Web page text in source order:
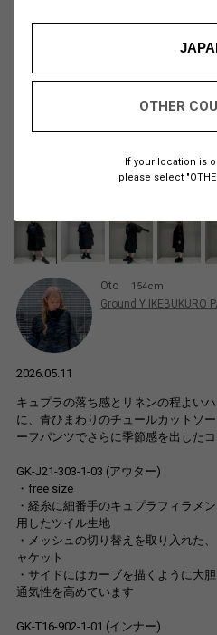
OTHER
If your location is
please select
Oto 154cm
Ground Y IKEBUKURO
2026.05.11
キュプラの落ち感とリネンの程よい
に、青ひまわりのチュールカットソ
ーフパンツでさらに季節感を出したコ
GK-J21-303-1-03 (アウター)
・free size
・経糸に細番手のキュプラフィラメ
用したツイル生地
・メッシュの切り替えを取り入れた
ャケット
・サイドにはカーブを描くように大
通気性を高めています
GK-T16-902-1-01 (インナー)